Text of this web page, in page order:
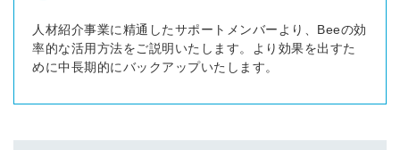
人材紹介事業に精通したサポートメンバーより、Beeの効
率的な活用方法をご説明いたします。より効果を出すた
めに中長期的にバックアップいたします。